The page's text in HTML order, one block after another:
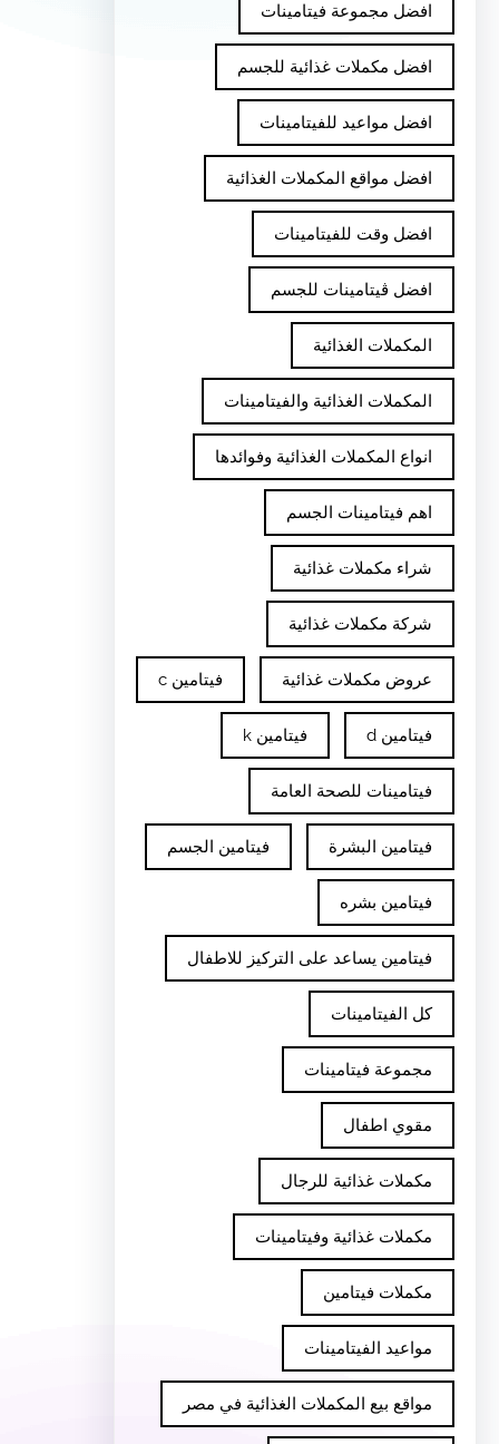
افضل مجموعة فيتامينات
افضل مكملات غذائية للجسم
افضل مواعيد للفيتامينات
افضل مواقع المكملات الغذائية
افضل وقت للفيتامينات
افضل ڤيتامينات للجسم
المكملات الغذائية
المكملات الغذائية والفيتامينات
انواع المكملات الغذائية وفوائدها
اهم فيتامينات الجسم
شراء مكملات غذائية
شركة مكملات غذائية
عروض مكملات غذائية فيتامين c
فيتامين d فيتامين k
فيتامينات للصحة العامة
فيتامين البشرة فيتامين الجسم
فيتامين بشره
فيتامين يساعد على التركيز للاطفال
كل الفيتامينات
مجموعة فيتامينات
مقوي اطفال
مكملات غذائية للرجال
مكملات غذائية وفيتامينات
مكملات فيتامين
مواعيد الفيتامينات
مواقع بيع المكملات الغذائية في مصر